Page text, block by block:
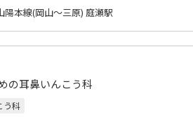
本線(岡山～三原) 庭瀬駅
の耳鼻いんこう科
う科